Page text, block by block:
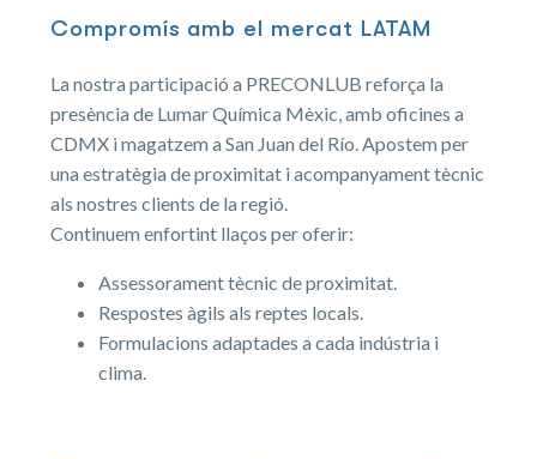
Compromís amb el mercat LATAM
La nostra participació a PRECONLUB reforça la
presència de Lumar Química Mèxic, amb oficines a
CDMX i magatzem a San Juan del Río. Apostem per
una estratègia de proximitat i acompanyament tècnic
als nostres clients de la regió.
Continuem enfortint llaços per oferir:
Assessorament tècnic de proximitat.
Respostes àgils als reptes locals.
Formulacions adaptades a cada indústria i
clima.